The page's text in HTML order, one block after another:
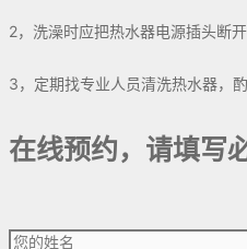
2，洗澡时应把热水器电源插头断
3，定期找专业人员清洗热水器，
在线预约，请填写